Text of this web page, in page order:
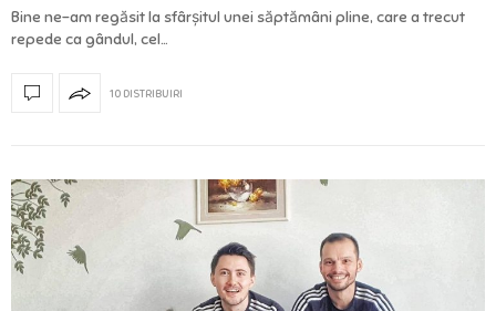
Bine ne-am regăsit la sfârșitul unei săptămâni pline, care a trecut
repede ca gândul, cel…
10 DISTRIBUIRI